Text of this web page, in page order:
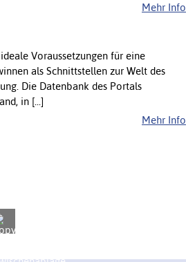
Mehr Info
Voraussetzungen für eine
als Schnittstellen zur Welt des
Die Datenbank des Portals
in [...]
Mehr Info